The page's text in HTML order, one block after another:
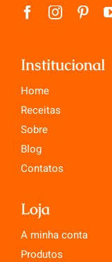
Institucional
Home
Receitas
Sobre
Blog
Contatos
Loja
A minha conta
Produtos